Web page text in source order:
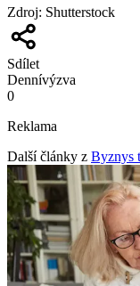
Zdroj: Shutterstock
Sdílet
Dennívýzva
0
Reklama
Další články z Byznys